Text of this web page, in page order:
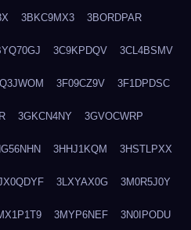
3BKC9MX3 3BORDPAR
3C9KPDQV 3CL4BSMV
3F09CZ9V 3F1DPDSC
3GKCN4NY 3GVOCWRP
3HHJ1KQM 3HSTLPXX
3LXYAX0G 3M0R5J0Y
3MYP6NEF 3N0IPODU